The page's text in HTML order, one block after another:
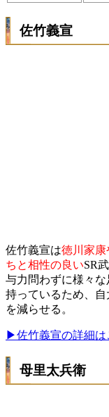
佐竹義宣
佐竹義宣は徳川家康
ちと相性の良いSR
与力問わずに様々
持っているため、
を減らせる。
▶佐竹義宣の詳細は
母里太兵衛